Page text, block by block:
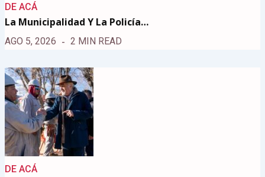
DE ACÁ
La Municipalidad Y La Policía…
AGO 5, 2026 2 MIN READ
DE ACÁ